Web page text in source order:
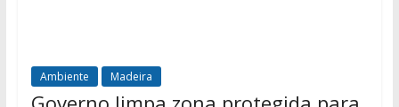
Ambiente Madeira